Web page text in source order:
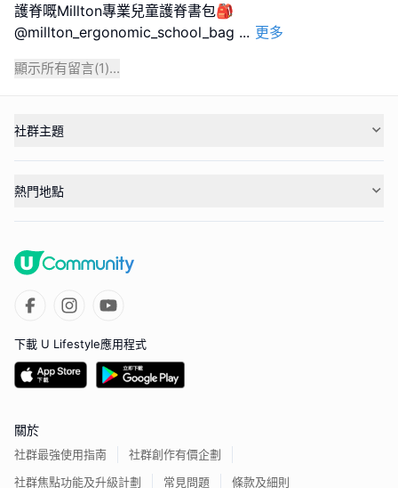
護脊嘅Millton專業兒童護脊書包🎒
@millton_ergonomic_school_bag ... 更多
顯示所有留言(1)...
社群主題
熱門地點
下載 U Lifestyle應用程式
關於
社群最強使用指南
社群創作有價企劃
社群焦點功能及升級計劃
常見問題 條款及細則